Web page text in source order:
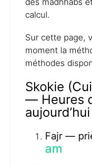
des madhhabs
calcul.
Sur cette page,
moment la
méthodes
Skokie
— Heures
aujourd’hui
Fajr —
am